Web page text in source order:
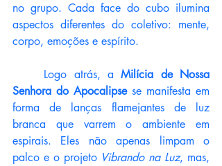
no grupo. Cada face do cubo ilumina
aspectos diferentes do coletivo: mente,
corpo, emoções e espírito.
	Logo atrás, a
Milícia de Nossa
Senhora do Apocalipse se manifesta em
forma de lanças flamejantes de luz
branca que varrem o ambiente em
espirais. Eles não apenas limpam o
palco e o projeto Vibrando na Luz, mas,